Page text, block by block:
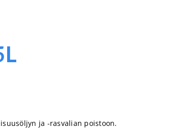
ja -rasvalian poistoon.